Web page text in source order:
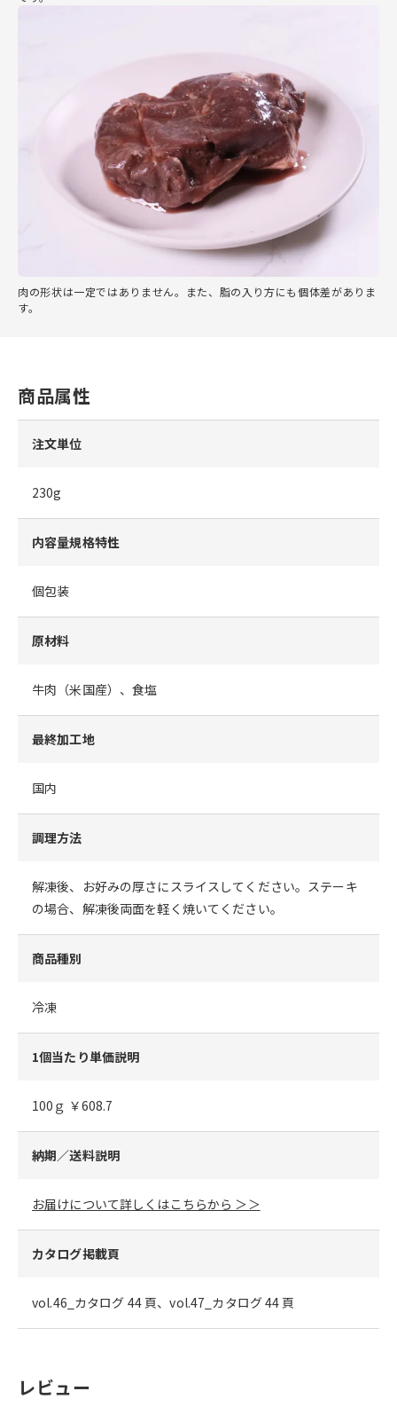
肉の形状は一定ではありません。また、脂の入り方にも個体差がありま
す。
商品属性
注文単位
230g
内容量規格特性
個包装
原材料
牛肉（米国産）、食塩
最終加工地
国内
調理方法
解凍後、お好みの厚さにスライスしてください。ステーキ
の場合、解凍後両面を軽く焼いてください。
商品種別
冷凍
1個当たり単価説明
100ｇ ￥608.7
納期／送料説明
お届けについて詳しくはこちらから ＞＞
カタログ掲載頁
vol.46_カタログ 44 頁、vol.47_カタログ 44 頁
レビュー